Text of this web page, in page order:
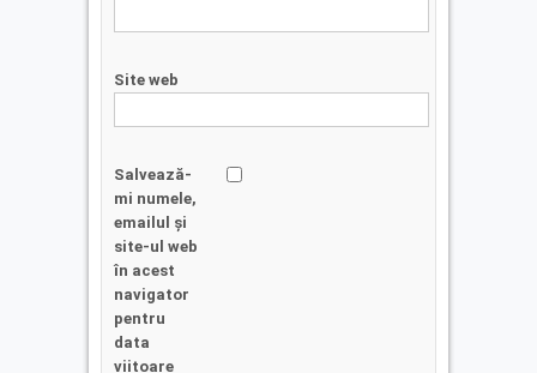
Site web
Salvează-
mi numele,
emailul și
site-ul web
în acest
navigator
pentru
data
viitoare